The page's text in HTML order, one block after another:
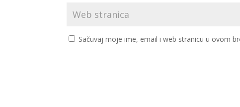
Sačuvaj moje ime, email i web stranicu u ovom